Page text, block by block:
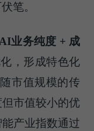
笔。
业务纯度 + 成
，形成特色化
市值规模的传
市值较小的优
产业指数通过